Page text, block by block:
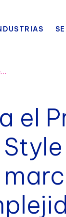
BlueCherry gana el Premio a la Excelencia Just Style 2024: Ayudando a las marcas de moda a superar las complejidades de la cadena de suministro
el